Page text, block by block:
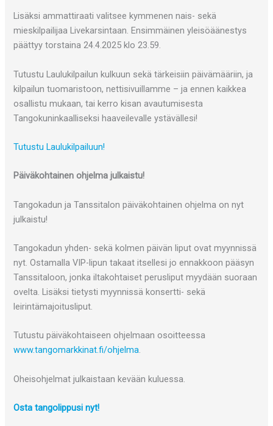
Lisäksi ammattiraati valitsee kymmenen nais- sekä
mieskilpailijaa Livekarsintaan. Ensimmäinen yleisöäänestys
päättyy torstaina 24.4.2025 klo 23.59.
Tutustu Laulukilpailun kulkuun sekä tärkeisiin päivämääriin, ja
kilpailun tuomaristoon, nettisivuillamme – ja ennen kaikkea
osallistu mukaan, tai kerro kisan avautumisesta
Tangokuninkaalliseksi haaveilevalle ystävällesi!
Tutustu Laulukilpailuun!
Päiväkohtainen ohjelma julkaistu!
Tangokadun ja Tanssitalon päiväkohtainen ohjelma on nyt
julkaistu!
Tangokadun yhden- sekä kolmen päivän liput ovat myynnissä
nyt. Ostamalla VIP-lipun takaat itsellesi jo ennakkoon pääsyn
Tanssitaloon, jonka iltakohtaiset perusliput myydään suoraan
ovelta. Lisäksi tietysti myynnissä konsertti- sekä
leirintämajoitusliput.
Tutustu päiväkohtaiseen ohjelmaan osoitteessa
www.tangomarkkinat.fi/ohjelma.
Oheisohjelmat julkaistaan kevään kuluessa.
Osta tangolippusi nyt!